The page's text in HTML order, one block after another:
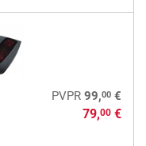
PVPR 99,00€
79,00€